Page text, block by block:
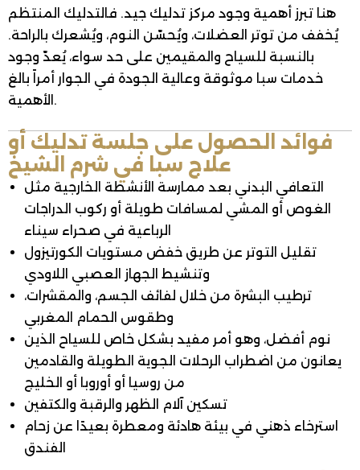
هنا تبرز أهمية وجود مركز تدليك جيد. فالتدليك المنتظم
يُخفف من توتر العضلات، ويُحسّن النوم، ويُشعرك بالراحة.
بالنسبة للسياح والمقيمين على حد سواء، يُعدّ وجود
خدمات سبا موثوقة وعالية الجودة في الجوار أمراً بالغ
الأهمية.
فوائد الحصول على جلسة تدليك أو
علاج سبا في شرم الشيخ
التعافي البدني بعد ممارسة الأنشطة الخارجية مثل
الغوص أو المشي لمسافات طويلة أو ركوب الدراجات
الرباعية في صحراء سيناء
تقليل التوتر عن طريق خفض مستويات الكورتيزول
وتنشيط الجهاز العصبي اللاودي
ترطيب البشرة من خلال لفائف الجسم، والمقشرات،
وطقوس الحمام المغربي
نوم أفضل، وهو أمر مفيد بشكل خاص للسياح الذين
يعانون من اضطراب الرحلات الجوية الطويلة والقادمين
من روسيا أو أوروبا أو الخليج
تسكين آلام الظهر والرقبة والكتفين
استرخاء ذهني في بيئة هادئة ومعطرة بعيدًا عن زحام
الفندق